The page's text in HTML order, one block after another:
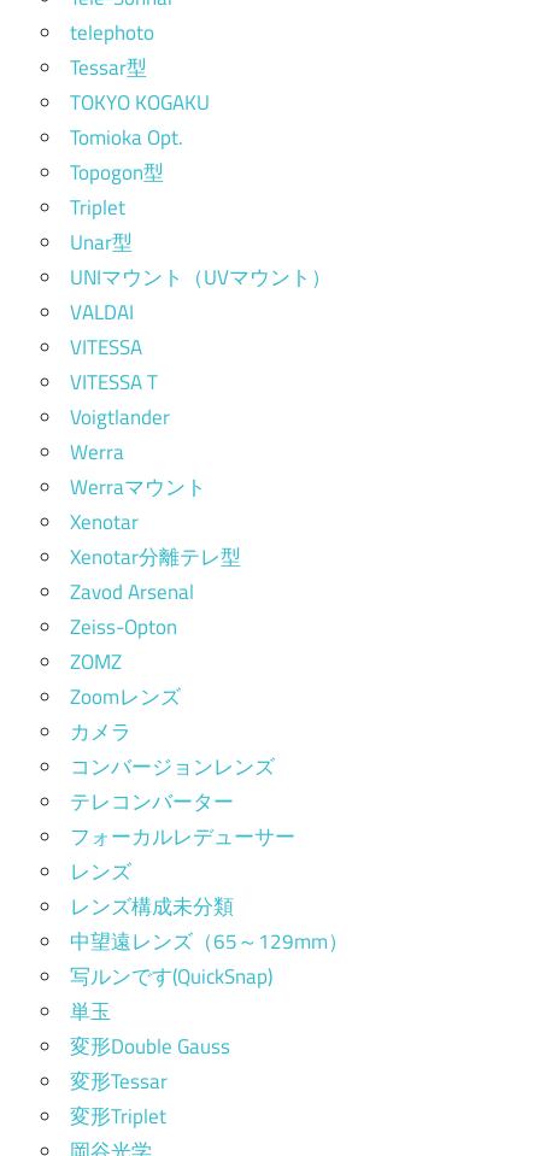
telephoto
Tessar型
TOKYO KOGAKU
Tomioka Opt.
Topogon型
Triplet
Unar型
UNIマウント（UVマウント）
VALDAI
VITESSA
VITESSA T
Voigtlander
Werra
Werraマウント
Xenotar
Xenotar分離テレ型
Zavod Arsenal
Zeiss-Opton
ZOMZ
Zoomレンズ
カメラ
コンバージョンレンズ
テレコンバーター
フォーカルレデューサー
レンズ
レンズ構成未分類
中望遠レンズ（65～129mm）
写ルンです(QuickSnap)
単玉
変形Double Gauss
変形Tessar
変形Triplet